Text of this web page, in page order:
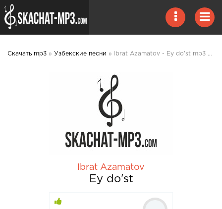
Скачать mp3 » Узбекские песни » Ibrat Azamatov - Ey do'st mp3 скачать
Ibrat Azamatov
Ey do'st